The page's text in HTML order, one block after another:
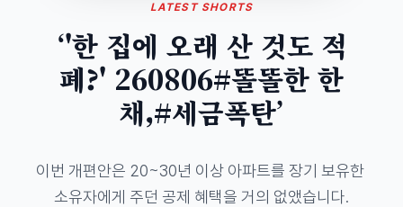
LATEST SHORTS
‘'한 집에 오래 산 것도 적
폐?' 260806#똘똘한 한
채,#세금폭탄’
이번 개편안은 20~30년 이상 아파트를 장기 보유한
소유자에게 주던 공제 혜택을 거의 없앴습니다.